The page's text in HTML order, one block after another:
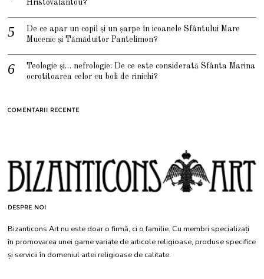
Hristovalantou?
De ce apar un copil și un șarpe în icoanele Sfântului Mare
Mucenic și Tămăduitor Pantelimon?
Teologie și… nefrologie: De ce este considerată Sfânta Marina
ocrotitoarea celor cu boli de rinichi?
COMENTARII RECENTE
DESPRE NOI
Bizanticons Art nu este doar o firmă, ci o familie. Cu membri specializați
în promovarea unei game variate de articole religioase, produse specifice
și servicii în domeniul artei religioase de calitate.